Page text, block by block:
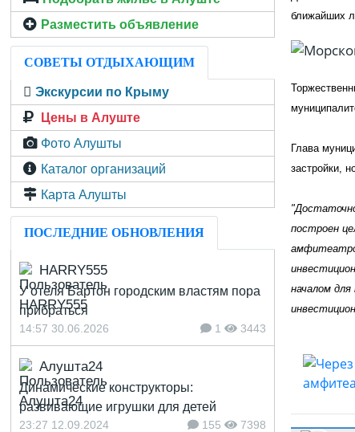
ближайших
Глава
застройки,
построен
началом для
Разместить объявление
СОВЕТЫ ОТДЫХАЮЩИМ
Экскурсии по Крыму
Цены в Алуште
Фото Алушты
Каталог организаций
Карта Алушты
ПОСЛЕДНИЕ ОБНОВЛЕНИЯ
HARRY555
У отеля Бартон городским властям пора
прибраться
14:57 30.06.2026 1 3443
Алушта24
Динамические конструкторы:
развивающие игрушки для детей
23:27 12.09.2024 155 7398